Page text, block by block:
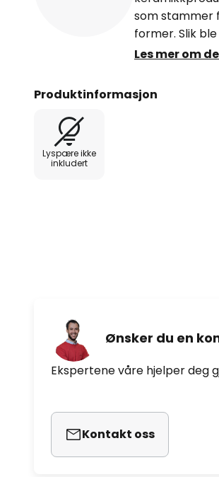
som stammer
former. Slik
tåler
Les mer om
Produktinformasjon
Lyspære ikke
inkludert
Ønsker du en
Ekspertene våre hjelper deg
Kontakt oss